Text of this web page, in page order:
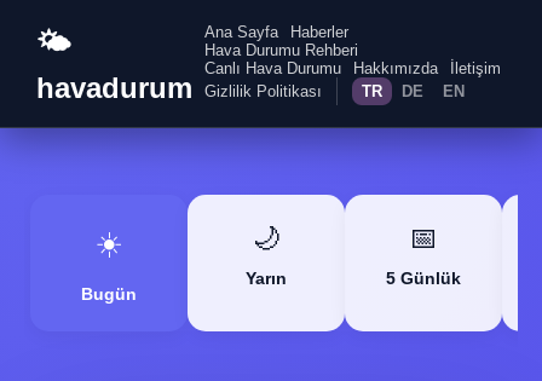
🌤️
havadurum
Ana Sayfa
Haberler
Hava Durumu Rehberi
Canlı Hava Durumu
Hakkımızda
İletişim
Gizlilik Politikası
TR DE EN
☀️
Bugün
🌙
Yarın
📅
5 Günlük